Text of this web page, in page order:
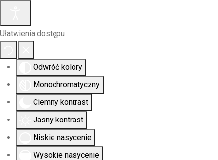
Ułatwienia dostępu
Odwróć kolory
Monochromatyczny
Ciemny kontrast
Jasny kontrast
Niskie nasycenie
Wysokie nasycenie